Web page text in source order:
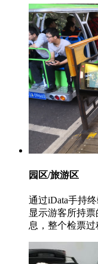
园区/旅游区
通过iData手持
显示游客所持
息，整个检票过